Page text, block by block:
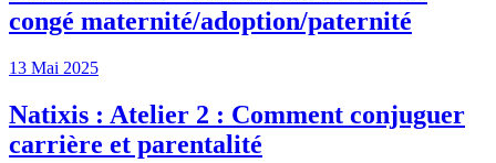
congé maternité/adoption/paternité
13 Mai 2025
Natixis : Atelier 2 : Comment conjuguer
carrière et parentalité